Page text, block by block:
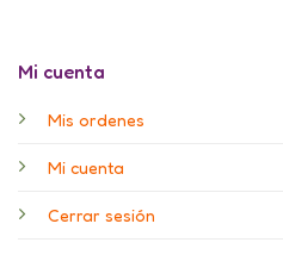
Mi cuenta
Mis ordenes
Mi cuenta
Cerrar sesión